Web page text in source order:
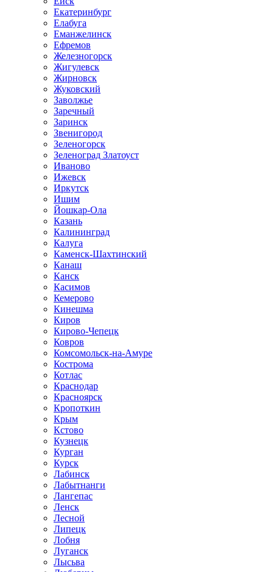
Екатеринбург
Елабуга
Еманжелинск
Ефремов
Железногорск
Жигулевск
Жирновск
Жуковский
Заволжье
Заречный
Заринск
Звенигород
Зеленогорск
Зеленоград Златоуст
Иваново
Ижевск
Иркутск
Ишим
Йошкар-Ола
Казань
Калининград
Калуга
Каменск-Шахтинский
Канаш
Канск
Касимов
Кемерово
Кинешма
Киров
Кирово-Чепецк
Ковров
Комсомольск-на-Амуре
Кострома
Котлас
Краснодар
Красноярск
Кропоткин
Крым
Кстово
Кузнецк
Курган
Курск
Лабинск
Лабытнанги
Лангепас
Ленск
Лесной
Липецк
Лобня
Луганск
Лысьва